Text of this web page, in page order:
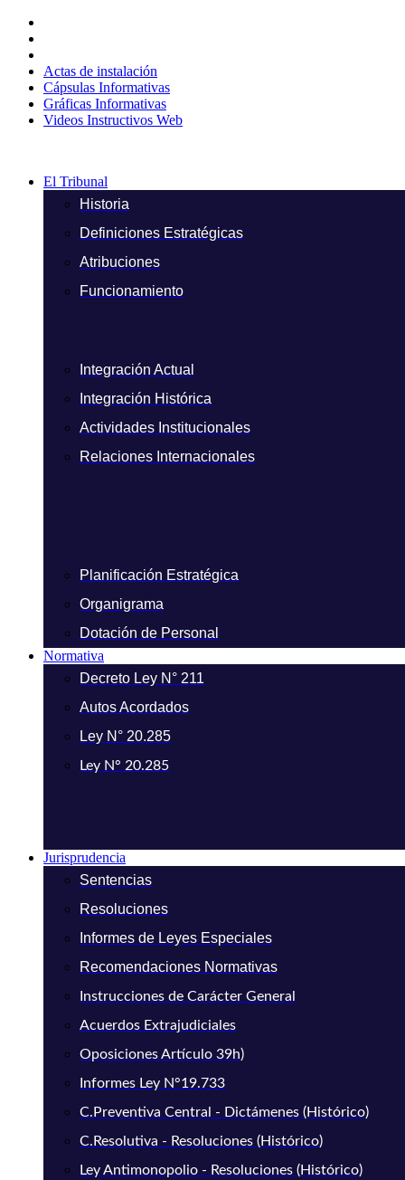
contenido
Actas de instalación
Cápsulas Informativas
Gráficas Informativas
Videos Instructivos Web
El Tribunal
Historia
Definiciones Estratégicas
Atribuciones
Funcionamiento
Integración Actual
Integración Histórica
Actividades Institucionales
Relaciones Internacionales
Planificación Estratégica
Organigrama
Dotación de Personal
Normativa
Decreto Ley N° 211
Autos Acordados
Ley N° 20.285
Ley N° 20.285
Jurisprudencia
Sentencias
Resoluciones
Informes de Leyes Especiales
Recomendaciones Normativas
Instrucciones de Carácter General
Acuerdos Extrajudiciales
Oposiciones Artículo 39h)
Informes Ley N°19.733
C.Preventiva Central - Dictámenes (Histórico)
C.Resolutiva - Resoluciones (Histórico)
Ley Antimonopolio - Resoluciones (Histórico)